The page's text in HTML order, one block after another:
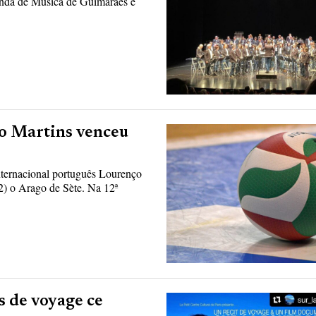
Martins venceu
português Lourenço
o Arago de Sète. Na 12ª
voyage ce